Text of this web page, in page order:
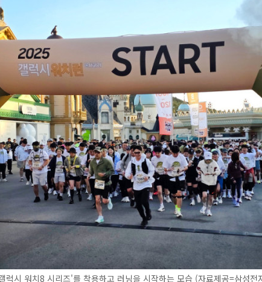
시 워치8 시리즈'를 착용하고 러닝을 시작하는 모습 (자료제공=삼성전